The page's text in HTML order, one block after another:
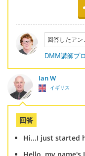
回答したアン
DMM講師プ
Ian W
イギリス
回答
Hi...I just started